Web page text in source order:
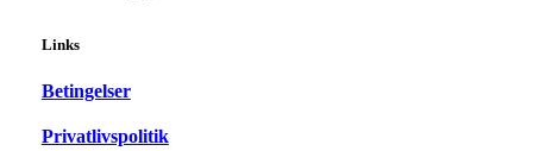
Links
Betingelser
Privatlivspolitik